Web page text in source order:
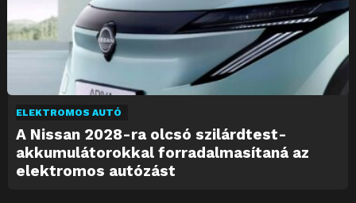
ELEKTROMOS AUTÓ
A Nissan 2028-ra olcsó szilárdtest-
akkumulátorokkal forradalmasítaná az
elektromos autózást